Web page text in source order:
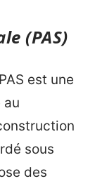
(PAS)
est une
au
sous
des